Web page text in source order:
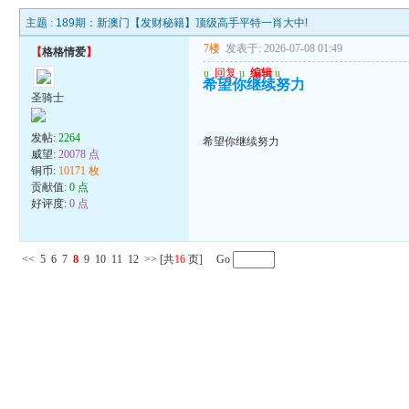
主题 : 189期：新澳门【发财秘籍】顶级高手平特一肖大中!
【格格情爱】
圣骑士
发帖:2264
威望:20078 点
铜币: 10171 枚
贡献值:0 点
好评度:0 点
7楼 发表于: 2026-07-08 01:49
u 回复 u 编辑 u
希望你继续努力
希望你继续努力
<< 5 6 7 8 9 10 11 12 >> [共16 页] Go